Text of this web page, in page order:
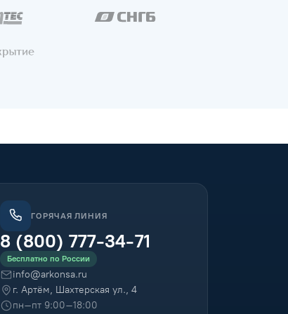
ГОРЯЧАЯ ЛИНИЯ
8 (800) 777-34-71
Бесплатно по России
info@arkonsa.ru
г. Артём, Шахтерская ул., 4
пн–пт 9:00–18:00